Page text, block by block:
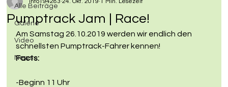
Alle Beiträge
Galerie
Video
News
Pumptrack Jam | Race!
Am Samstag 26.10.2019 werden wir endlich den
schnellsten Pumptrack-Fahrer kennen!
Facts:
-Beginn 11 Uhr